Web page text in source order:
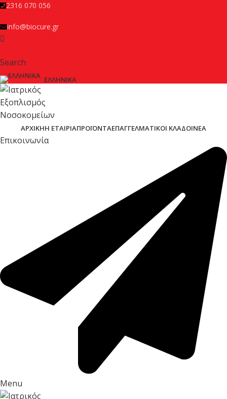
2316 070 056
info@biocure.gr
Search
ΕΛΛΗΝΙΚΆ
ΑΡΧΙΚΉΗ ΕΤΑΙΡΊΑΠΡΟΪΌΝΤΑΕΠΑΓΓΕΛΜΑΤΙΚΟΊ ΚΛΆΔΟΙΝΈΑ
Επικοινωνία
Menu